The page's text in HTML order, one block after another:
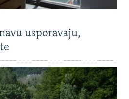
usporavaju,